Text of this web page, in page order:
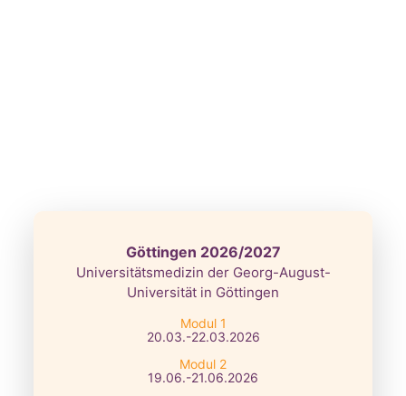
Göttingen 2026/2027
Universitätsmedizin der Georg-August-
Universität in Göttingen
Modul 1
20.03.-22.03.2026
Modul 2
19.06.-21.06.2026